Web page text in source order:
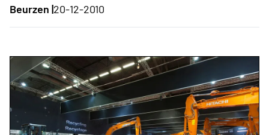
Beurzen |20-12-2010